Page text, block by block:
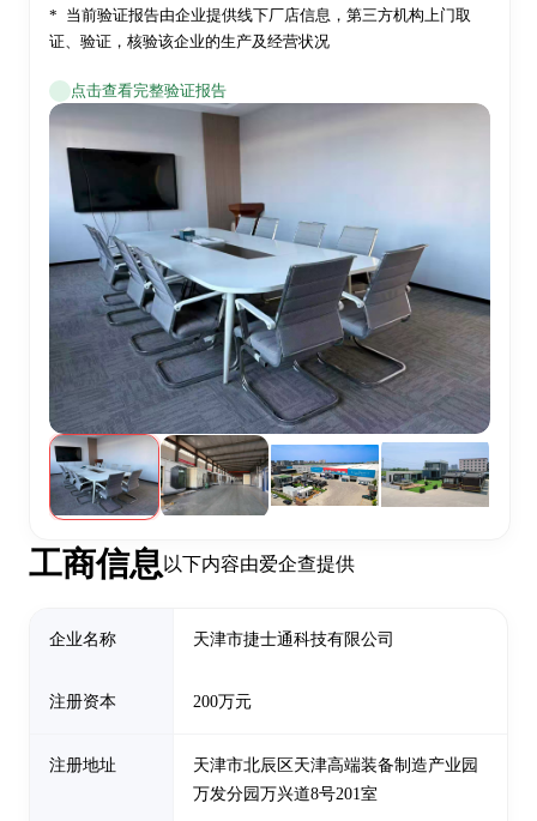
* 当前验证报告由企业提供线下厂店信息，第三方机构上门取
证、验证，核验该企业的生产及经营状况
点击查看完整验证报告
工商信息以下内容由爱企查提供
企业名称 天津市捷士通科技有限公司
注册资本 200万元
注册地址
天津市北辰区天津高端装备制造产业园
万发分园万兴道8号201室